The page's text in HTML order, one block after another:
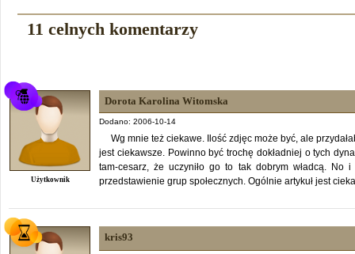
11 celnych komentarzy
Użytkownik
Dorota Karolina Witomska
Dodano: 2006-10-14
Wg mnie też ciekawe. Ilość zdjęc może być, ale
jest ciekawsze. Powinno być trochę dokładniej o tych
tam-cesarz, że uczyniło go to tak dobrym władcą. No
przedstawienie grup społecznych. Ogólnie artykuł jest
kris93